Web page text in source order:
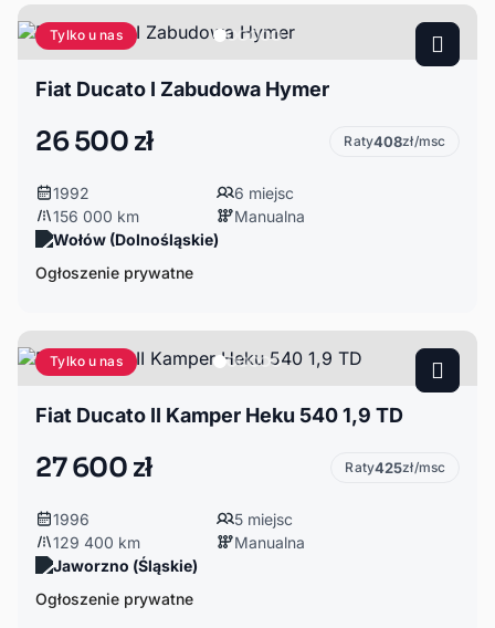
Tylko u nas
Fiat Ducato I Zabudowa Hymer
26 500 zł Raty408zł/msc
1992
6 miejsc
156 000 km
Manualna
Wołów (Dolnośląskie)
Ogłoszenie prywatne
Tylko u nas
Fiat Ducato II Kamper Heku 540 1,9 TD
27 600 zł Raty425zł/msc
1996
5 miejsc
129 400 km
Manualna
Jaworzno (Śląskie)
Ogłoszenie prywatne